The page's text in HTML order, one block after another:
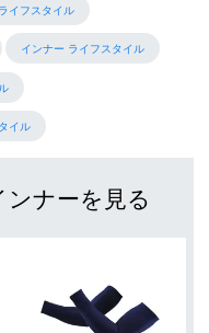
イフスタイル
インナー ライフスタイル
イル
ナーを見る